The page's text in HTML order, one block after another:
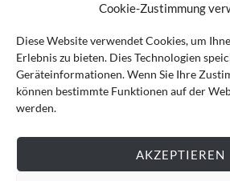
Cookie-Zustimmung
Diese Website verwendet Cookies, um
Erlebnis zu bieten. Dies Technologien
Geräteinformationen. Wenn Sie Ihre
können bestimmte Funktionen auf der
werden.
AKZEPTIEREN
Mein Bestellkonto
Cookie-Richtlinie (EU) Impressum
VERTRAG WIDERRUFEN